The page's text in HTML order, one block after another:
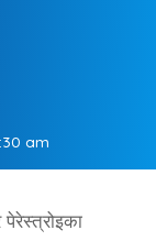
am